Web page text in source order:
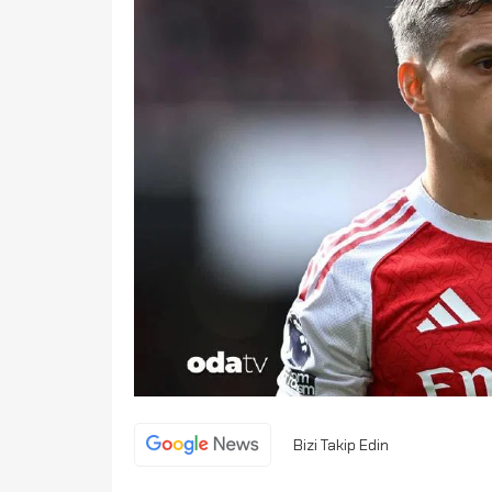
Bizi Takip Edin